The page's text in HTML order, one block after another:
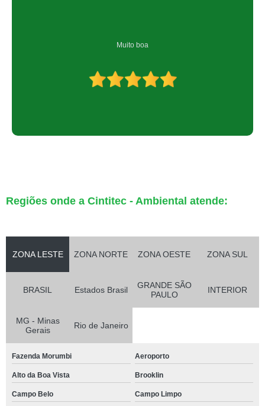
Muito boa
Regiões onde a Cintitec - Ambiental atende:
ZONA LESTE ZONA NORTE ZONA OESTE ZONA SUL
BRASIL Estados Brasil
GRANDE SÃO
PAULO
INTERIOR
MG - Minas
Gerais
Rio de Janeiro
Fazenda Morumbi Aeroporto
Alto da Boa Vista Brooklin
Campo Belo Campo Limpo